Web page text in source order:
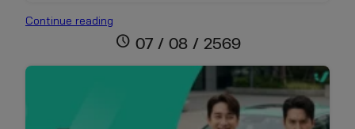
Continue reading
คือ
schedule 07 / 08 / 2569